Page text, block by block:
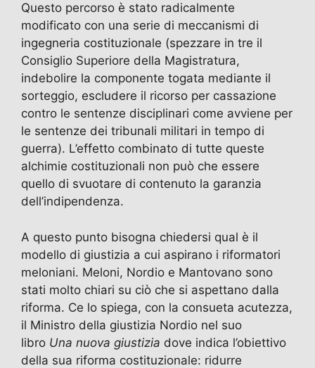
Questo percorso è stato radicalmente
modificato con una serie di meccanismi di
ingegneria costituzionale (spezzare in tre il
Consiglio Superiore della Magistratura,
indebolire la componente togata mediante il
sorteggio, escludere il ricorso per cassazione
contro le sentenze disciplinari come avviene per
le sentenze dei tribunali militari in tempo di
guerra). L’effetto combinato di tutte queste
alchimie costituzionali non può che essere
quello di svuotare di contenuto la garanzia
dell’indipendenza.
A questo punto bisogna chiedersi qual è il
modello di giustizia a cui aspirano i riformatori
meloniani. Meloni, Nordio e Mantovano sono
stati molto chiari su ciò che si aspettano dalla
riforma. Ce lo spiega, con la consueta acutezza,
il Ministro della giustizia Nordio nel suo
libro Una nuova giustizia dove indica l’obiettivo
della sua riforma costituzionale: ridurre